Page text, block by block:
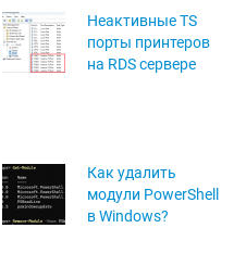
Неактивные TS
порты принтеров
на RDS сервере
Как удалить
модули PowerShell
в Windows?